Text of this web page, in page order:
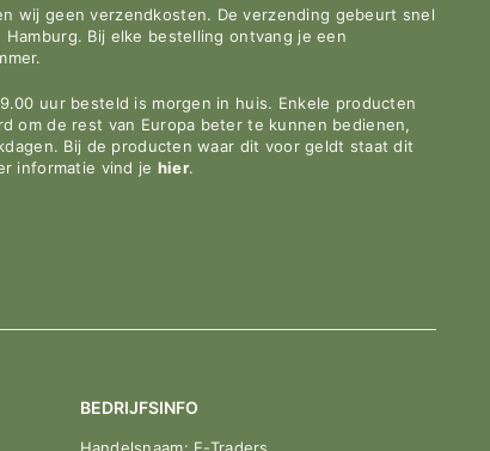
wij geen verzendkosten. De verzending gebeurt snel
Bij elke bestelling ontvang je een
uur besteld is morgen in huis. Enkele producten
om de rest van Europa beter te kunnen bedienen,
Bij de producten waar dit voor geldt staat dit
informatie vind je hier.
BEDRIJFSINFO